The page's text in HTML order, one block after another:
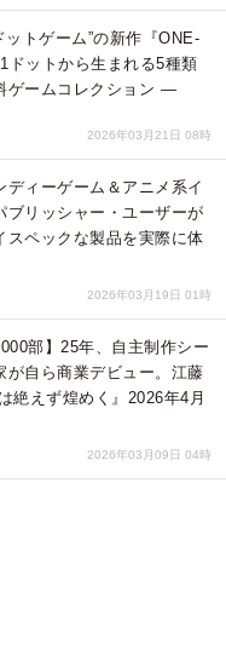
トゲーム”の新作『ONE-
ットから生まれる5種類
ゲームコレクション ―
2026年03月21日 08時
ディーゲーム＆アニメ系イ
ブリッシャー・ユーザーが
スペックな製品を実際に体
2026年03月19日 01時
部】25年、自主制作シー
が自ら商業デビュー。江藤
絶えず煌めく』2026年4月
2026年03月09日 04時